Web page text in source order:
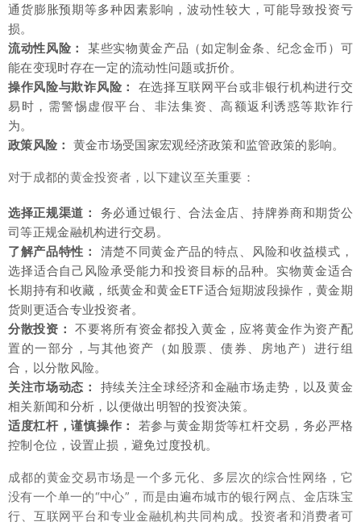
通货膨胀预期等多种因素影响，波动性较大，可能导致投资亏
损。
流动性风险：
某些实物黄金产品（如定制金条、纪念金币）可
能在变现时存在一定的流动性问题或折价。
操作风险与欺诈风险：
在选择互联网平台或非银行机构进行交
易时，需警惕虚假平台、非法集资、高额返利诱惑等欺诈行
为。
政策风险： 黄金市场受国家宏观经济政策和监管政策的影响。
对于成都的黄金投资者，以下建议至关重要：
选择正规渠道：
务必通过银行、合法金店、持牌券商和期货公
司等正规金融机构进行交易。
了解产品特性：
清楚不同黄金产品的特点、风险和收益模式，
选择适合自己风险承受能力和投资目标的品种。实物黄金适合
长期持有和收藏，纸黄金和黄金ETF适合短期波段操作，黄金期
货则更适合专业投资者。
分散投资： 不要将所有资金都投入黄金，应将黄金作为资产配
置的一部分，与其他资产（如股票、债券、房地产）进行组
合，以分散风险。
关注市场动态：
持续关注全球经济和金融市场走势，以及黄金
相关新闻和分析，以便做出明智的投资决策。
适度杠杆，谨慎操作：
若参与黄金期货等杠杆交易，务必严格
控制仓位，设置止损，避免过度投机。
成都的黄金交易市场是一个多元化、多层次的综合性网络，它
没有一个单一的“中心”，而是由遍布城市的银行网点、金店珠宝
行、互联网平台和专业金融机构共同构成。投资者和消费者可